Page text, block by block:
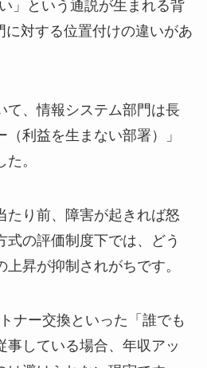
」という通説が生まれる背
に対する位置付けの違いがあ
て、情報システム部門は長
利益を生まない部署）」
。
たり前、障害が起きれば怒
式の評価制度下では、どう
上昇が抑制されがちです。
ナー交換といった「誰でも
事している場合、年収アッ